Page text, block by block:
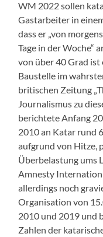
WM 2022 sollen
Gastarbeiter in
dass er „von
Tage in der Woche“
von über 40 Grad
Baustelle im
britischen Zeitung
Journalismus zu
berichtete Anfang
2010 an Katar rund
aufgrund von Hitze,
Überbelastung ums
Amnesty
allerdings noch
Organisation von
2010 und 2019 und
Zahlen der